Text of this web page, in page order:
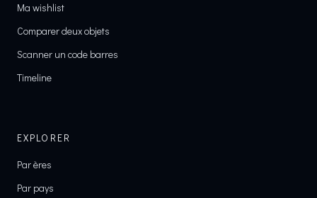
Ma wishlist
Comparer deux objets
Scanner un code barres
Timeline
EXPLORER
Par ères
Par pays